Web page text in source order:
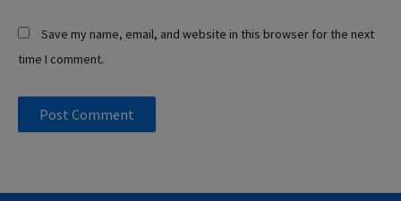
Save my name, email, and website in this browser for the next
time I comment.